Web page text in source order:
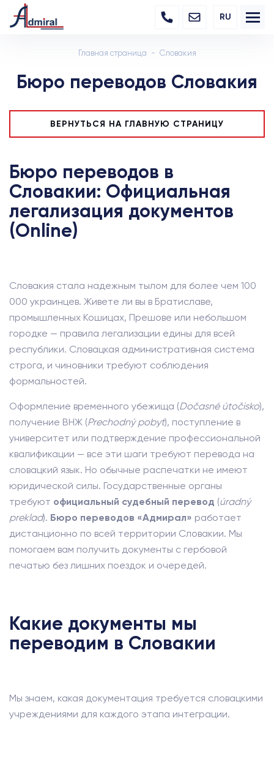
RU
Главная страница Словакия
Бюро переводов Словакия
ВЕРНУТЬСЯ НА ГЛАВНУЮ СТРАНИЦУ
Бюро переводов в
Словакии: Официальная
легализация документов
(Online)
Словакия стала надежным тылом для более чем 100
000 украинцев. Живете ли вы в Братиславе,
промышленных Кошицах, Прешове или небольшом
городке — правила легализации едины для всей
республики. Словацкая административная система
строга, и чиновники требуют соблюдения
формальностей.
Оформление временного убежища (Dočasné útočisko),
получение ВНЖ (Prechodný pobyt), поступление в
университет или подтверждение профессиональной
квалификации — все эти шаги требуют перевода на
словацкий язык. Но обычные распечатки не имеют
юридической силы. Государственные органы
требуют официальный судебный перевод (úradný
preklad). Бюро переводов «Адмирал» работает
дистанционно по всей территории Словакии. Мы
помогаем вам получить документы с гербовой
печатью без лишних поездок и очередей.
Какие документы мы
переводим в Словакии
Мы знаем, какая документация требуется словацкими
учреждениями для каждого этапа интеграции.